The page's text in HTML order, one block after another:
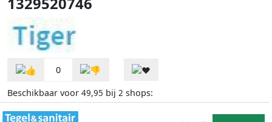
1329520746
0
Beschikbaar voor 49,95 bij 2 shops: